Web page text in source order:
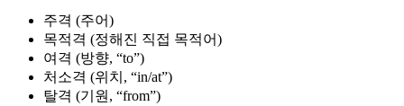
주격 (주어)
목적격 (정해진 직접 목적어)
여격 (방향, “to”)
처소격 (위치, “in/at”)
탈격 (기원, “from”)